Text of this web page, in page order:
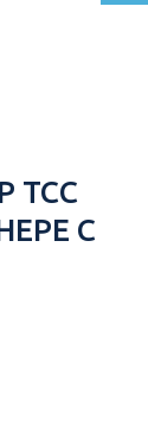
ТСС
С